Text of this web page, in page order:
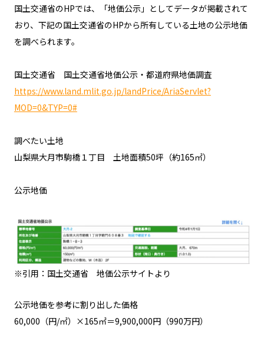
国土交通省のHPでは、「地価公示」としてデータが掲載されて
おり、下記の国土交通省のHPから所有している土地の公示地価
を調べられます。
国土交通省 国土交通省地価公示・都道府県地価調査
https://www.land.mlit.go.jp/landPrice/AriaServlet?
MOD=0&TYP=0#
調べたい土地
山梨県大月市駒橋１丁目 土地面積50坪（約165㎡）
公示地価
※引用：国土交通省 地価公示サイトより
公示地価を参考に割り出した価格
60,000（円/㎡）×165㎡＝9,900,000円（990万円）